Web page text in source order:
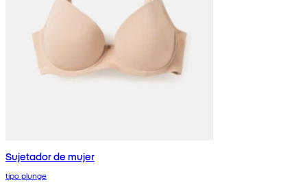
Sujetador de mujer
tipo plunge